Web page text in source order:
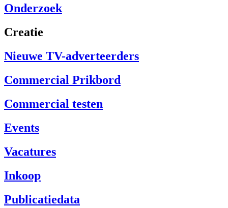
Onderzoek
Creatie
Nieuwe TV-adverteerders
Commercial Prikbord
Commercial testen
Events
Vacatures
Inkoop
Publicatiedata